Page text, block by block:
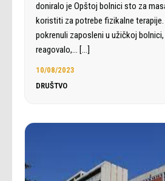
doniralo je Opštoj bolnici sto za
koristiti za potrebe fizikalne
pokrenuli zaposleni u užičkoj bolnici,
reagovalo,… […]
10/08/2023
DRUŠTVO